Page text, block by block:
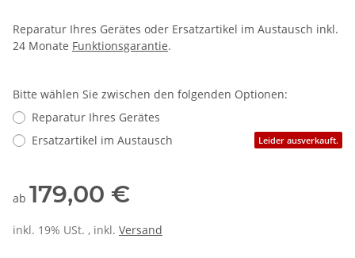
Reparatur Ihres Gerätes oder Ersatzartikel im Austausch inkl.
24 Monate Funktionsgarantie.
Bitte wählen Sie zwischen den folgenden Optionen:
Reparatur Ihres Gerätes
Ersatzartikel im Austausch
Leider ausverkauft.
ab 179,00 €
inkl. 19% USt. , inkl. Versand